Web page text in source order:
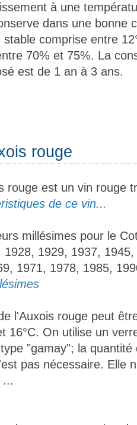
à une
dans une bonne
comprise entre
70% et 75%. La
est de 1 an à 3 ans.
rouge
rouge est un vin rouge
de ce vin...
millésimes pour le
1929, 1937,
1971, 1978, 1985,
l'Auxois rouge peut
16°C. On utilise un
"gamay"; la
pas nécessaire. Elle
...